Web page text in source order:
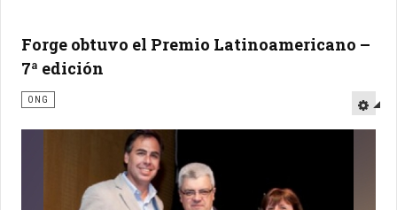
Forge obtuvo el Premio Latinoamericano –
7ª edición
ONG